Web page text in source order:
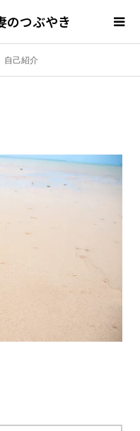
のつぶやき
自己紹介